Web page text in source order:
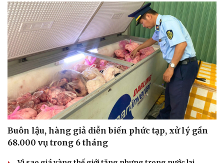
Buôn lậu, hàng giả diễn biến phức tạp, xử lý gần
68.000 vụ trong 6 tháng